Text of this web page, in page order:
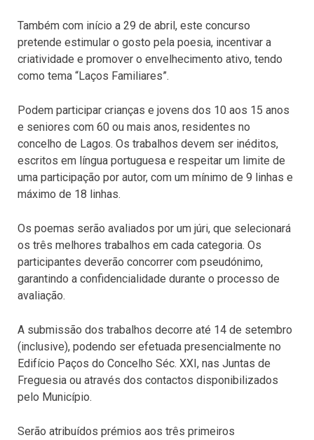
Também com início a 29 de abril, este concurso
pretende estimular o gosto pela poesia, incentivar a
criatividade e promover o envelhecimento ativo, tendo
como tema “Laços Familiares”.
Podem participar crianças e jovens dos 10 aos 15 anos
e seniores com 60 ou mais anos, residentes no
concelho de Lagos. Os trabalhos devem ser inéditos,
escritos em língua portuguesa e respeitar um limite de
uma participação por autor, com um mínimo de 9 linhas e
máximo de 18 linhas.
Os poemas serão avaliados por um júri, que selecionará
os três melhores trabalhos em cada categoria. Os
participantes deverão concorrer com pseudónimo,
garantindo a confidencialidade durante o processo de
avaliação.
A submissão dos trabalhos decorre até 14 de setembro
(inclusive), podendo ser efetuada presencialmente no
Edifício Paços do Concelho Séc. XXI, nas Juntas de
Freguesia ou através dos contactos disponibilizados
pelo Município.
Serão atribuídos prémios aos três primeiros